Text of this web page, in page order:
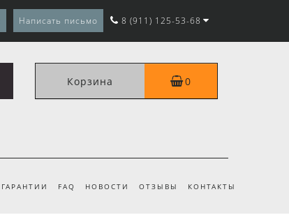
Написать письмо 8 (911) 125-53-68
Корзина 0
ГАРАНТИИ FAQ НОВОСТИ ОТЗЫВЫ КОНТАКТЫ